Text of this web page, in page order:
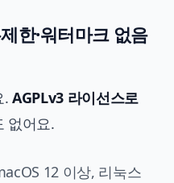
한·워터마크 없음
. AGPLv3 라이선스로
없어요.
12 이상, 리눅스